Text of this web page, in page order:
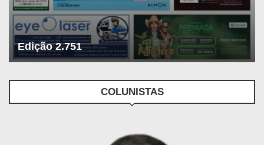
Edição 2.751
COLUNISTAS